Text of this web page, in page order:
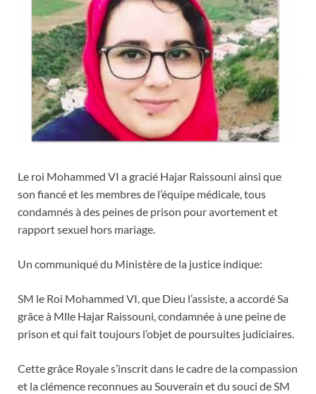
Le roi Mohammed VI a gracié Hajar Raissouni ainsi que
son fiancé et les membres de l’équipe médicale, tous
condamnés à des peines de prison pour avortement et
rapport sexuel hors mariage.
Un communiqué du Ministère de la justice indique:
SM le Roi Mohammed VI, que Dieu l’assiste, a accordé Sa
grâce à Mlle Hajar Raissouni, condamnée à une peine de
prison et qui fait toujours l’objet de poursuites judiciaires.
Cette grâce Royale s’inscrit dans le cadre de la compassion
et la clémence reconnues au Souverain et du souci de SM